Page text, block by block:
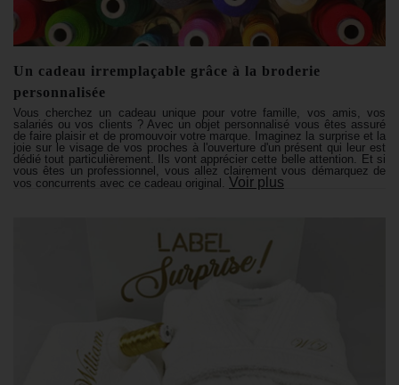
Un cadeau irremplaçable grâce à la broderie
personnalisée
Vous cherchez un cadeau unique pour votre famille, vos amis, vos
salariés ou vos clients ? Avec un objet personnalisé vous êtes assuré
de faire plaisir et de promouvoir votre marque. Imaginez la surprise et la
joie sur le visage de vos proches à l'ouverture d'un présent qui leur est
dédié tout particulièrement. Ils vont apprécier cette belle attention. Et si
vous êtes un professionnel, vous allez clairement vous démarquez de
vos concurrents avec ce cadeau original. Voir plus